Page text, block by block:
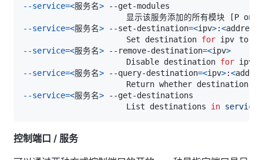
--service=<服务名>
                      显示该服务添加的所有模块
[P only
--service=<服务名> --set-destination=<ipv>:<address
                      Set destination
for ipv to
--service=<服务名> --remove-destination=<ipv>
                      Disable destination
for ipv
--service=<服务名> --query-destination=<ipv>:<
Return whether destination
--service=<服务名>
                      List destinations
in service
控制端口 / 服务